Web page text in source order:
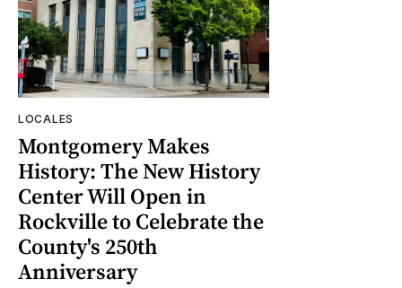
LOCALES
Montgomery Makes
History: The New History
Center Will Open in
Rockville to Celebrate the
County's 250th
Anniversary